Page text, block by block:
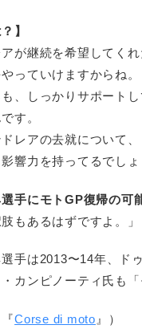
】
アが継続を希望してく
っていけますからね。
も、しっかりサポート
す。
レアの去就について
響力を持ってるでしょ
選手にモトGP復帰の可
もあるはずですよ。」
手は2013〜14年、ド
カンピノーティ氏も
『Corse di moto 』）